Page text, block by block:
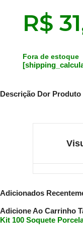
R$
Fora de estoque
Descrição Dor Produto
Adicionados
Adicione Ao Carrinho
Kit 100 Soquete